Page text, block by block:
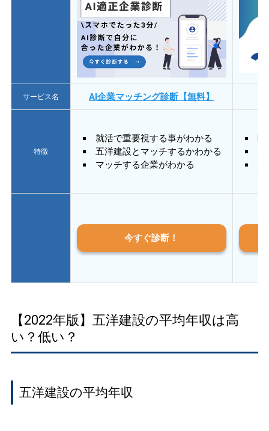
サービス名 AI企業マッチング診断【無料】
特徴
就活で重要視する事がわかる
五洋建設とマッチするかわかる
マッチする企業がわかる
質
今すぐ診断！
【2022年版】五洋建設の平均年収は高
い？低い？
五洋建設の平均年収